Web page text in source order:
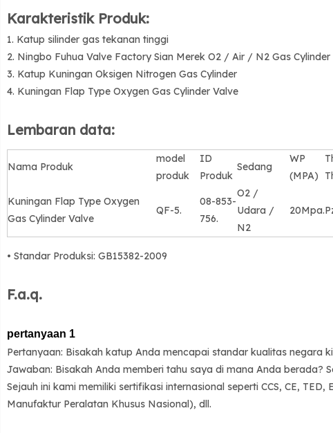
Karakteristik Produk:
1. Katup silinder gas tekanan tinggi
2. Ningbo Fuhua Valve Factory Sian Merek O2 / Air / N2 Gas Cylinder
3. Katup Kuningan Oksigen Nitrogen Gas Cylinder
4. Kuningan Flap Type Oxygen Gas Cylinder Valve
Lembaran data:
Nama Produk
model
produk
ID
Produk
Sedang
WP
(MPA)
Kuningan Flap Type Oxygen
Gas Cylinder Valve
QF-5.
08-853-
756.
O2 /
Udara /
N2
20Mpa.
• Standar Produksi: GB15382-2009
F.a.q.
pertanyaan 1
Pertanyaan: Bisakah katup Anda mencapai standar kualitas negara
Jawaban: Bisakah Anda memberi tahu saya di mana Anda berada?
Sejauh ini kami memiliki sertifikasi internasional seperti CCS, CE, TED,
Manufaktur Peralatan Khusus Nasional), dll.